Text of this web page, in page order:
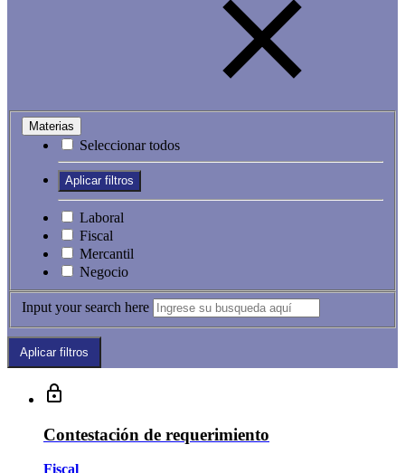
Materias
Seleccionar todos
Laboral
Fiscal
Mercantil
Negocio
Input your search here
Contestación de requerimiento
Fiscal